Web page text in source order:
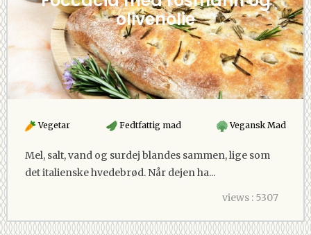
olivenolie
Vegetar Fedtfattig mad Vegansk Mad
Mel, salt, vand og surdej blandes sammen, lige som
det italienske hvedebrød. Når dejen ha...
views : 5307